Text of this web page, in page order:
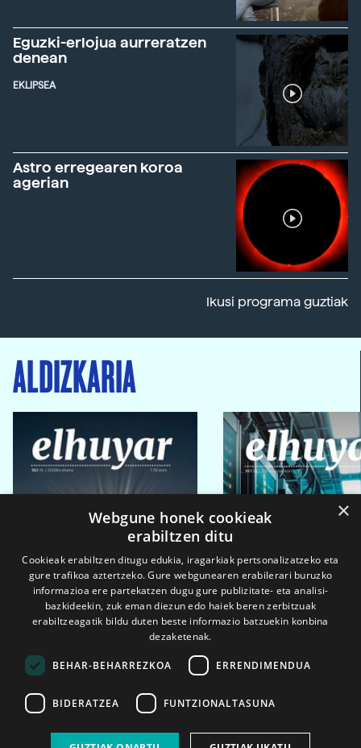
Eguzki-erlojua aurreratzen
denean
EKLIPSEA
Astro erregearen koroa
agerian
Ikusi programa guztiak
ALDIZKARIA
2026ko eka. 1a 2026ko mar. 1a
×
Webgune honek cookieak
erabiltzen ditu
Cookieak erabiltzen ditugu edukia, iragarkiak pertsonalizatzeko eta
gure trafikoa aztertzeko. Gure webgunearen erabilerari buruzko
informazioa ere partekatzen dugu gure publizitate- eta analisi-
bazkideekin, zuk eman diezun edo haiek beren zerbitzuak
erabiltzeagatik bildu duten beste informazio batzuekin konbina
dezaketenak.
BEHAR-BEHARREZKOA ERRENDIMENDUA
BIDERATZEA FUNTZIONALTASUNA